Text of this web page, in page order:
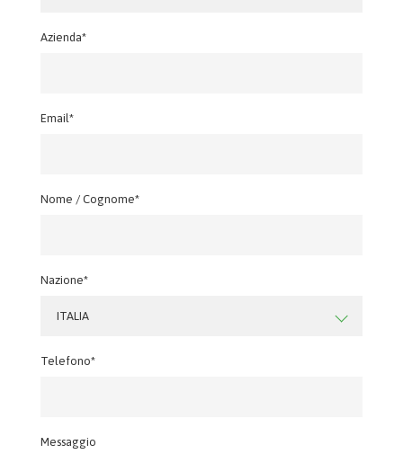
Azienda*
Email*
Nome / Cognome*
Nazione*
ITALIA
Telefono*
Messaggio